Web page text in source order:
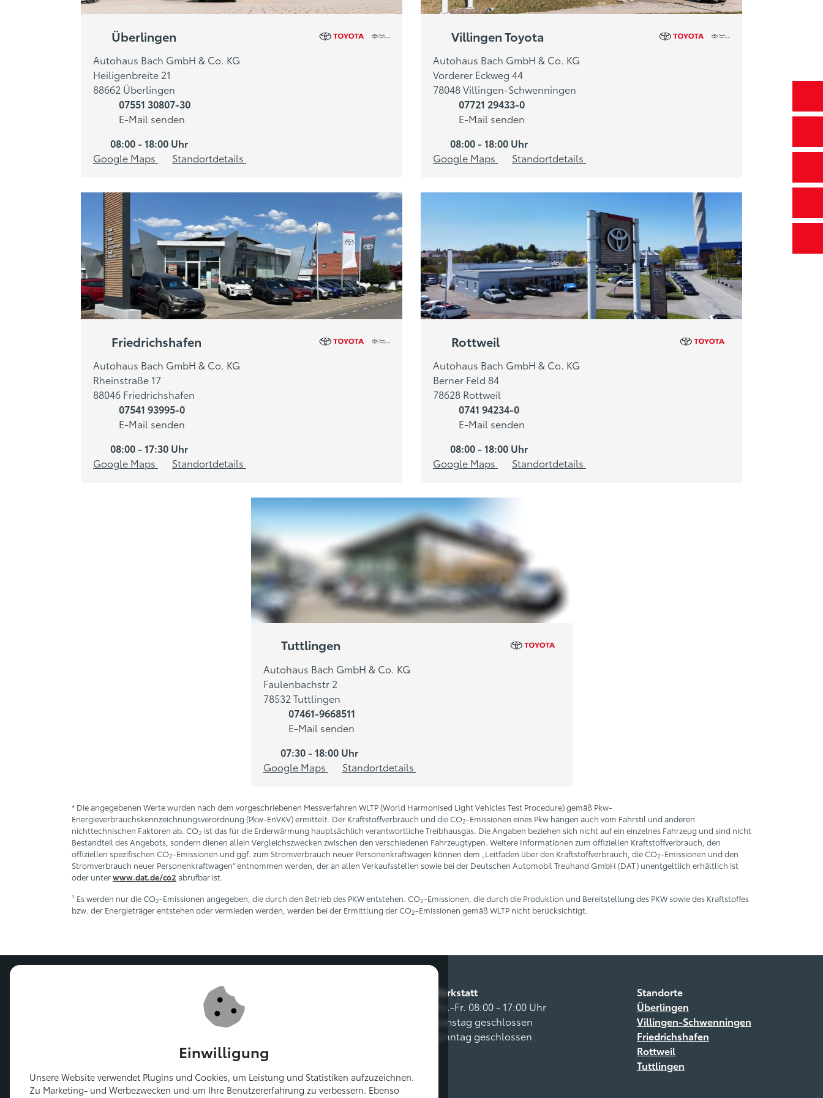
Überlingen
Autohaus Bach GmbH & Co. KG
Heiligenbreite 21
88662 Überlingen
07551 30807-30
E-Mail senden
08:00 - 18:00 Uhr
Google Maps Standortdetails
Villingen Toyota
Autohaus Bach GmbH & Co. KG
Vorderer Eckweg 44
78048 Villingen-Schwenningen
07721 29433-0
E-Mail senden
08:00 - 18:00 Uhr
Google Maps Standortdetails
Friedrichshafen
Autohaus Bach GmbH & Co. KG
Rheinstraße 17
88046 Friedrichshafen
07541 93995-0
E-Mail senden
08:00 - 17:30 Uhr
Google Maps Standortdetails
Rottweil
Autohaus Bach GmbH & Co. KG
Berner Feld 84
78628 Rottweil
0741 94234-0
E-Mail senden
08:00 - 18:00 Uhr
Google Maps Standortdetails
Tuttlingen
Autohaus Bach GmbH & Co. KG
Faulenbachstr 2
78532 Tuttlingen
07461-9668511
E-Mail senden
07:30 - 18:00 Uhr
Google Maps Standortdetails
* Die angegebenen Werte wurden nach dem vorgeschriebenen Messverfahren WLTP (World Harmonised Light Vehicles Test Procedure) gemäß Pkw-
Energieverbrauchskennzeichnungsverordnung (Pkw-EnVKV) ermittelt. Der Kraftstoffverbrauch und die CO2-Emissionen eines Pkw hängen auch vom Fahrstil und anderen
nichttechnischen Faktoren ab. CO2 ist das für die Erderwärmung hauptsächlich verantwortliche Treibhausgas. Die Angaben beziehen sich nicht auf ein einzelnes Fahrzeug und sind nicht
Bestandteil des Angebots, sondern dienen allein Vergleichszwecken zwischen den verschiedenen Fahrzeugtypen. Weitere Informationen zum offiziellen Kraftstoffverbrauch, den
offiziellen spezifischen CO2-Emissionen und ggf. zum Stromverbrauch neuer Personenkraftwagen können dem „Leitfaden über den Kraftstoffverbrauch, die CO2-Emissionen und den
Stromverbrauch neuer Personenkraftwagen“ entnommen werden, der an allen Verkaufsstellen sowie bei der Deutschen Automobil Treuhand GmbH (DAT) unentgeltlich erhältlich ist
oder unterwww.dat.de/co2 abrufbar ist.
¹ Es werden nur die CO2-Emissionen angegeben, die durch den Betrieb des PKW entstehen. CO2-Emissionen, die durch die Produktion und Bereitstellung des PKW sowie des Kraftstoffes
bzw. der Energieträger entstehen oder vermieden werden, werden bei der Ermittlung der CO2-Emissionen gemäß WLTP nicht berücksichtigt.
Verkauf
Mo.-Fr. 08:00 - 18:00 Uhr
Samstag 09:00 - 13:00 Uhr
Werkstatt
Mo.-Fr. 08:00 - 17:00 Uhr
Samstag geschlossen
Sonntag geschlossen
Standorte
Überlingen
Villingen-Schwenningen
Friedrichshafen
Rottweil
Tuttlingen
Einwilligung
Unsere Website verwendet Plugins und Cookies, um Leistung und Statistiken aufzuzeichnen.
Zu Marketing- und Werbezwecken und um Ihre Benutzererfahrung zu verbessern. Ebenso